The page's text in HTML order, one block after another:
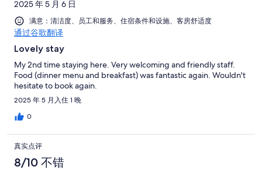
2025 年 5 月 6 日
满意：清洁度、员工和服务、住宿条件和设施、客房舒适度
通过谷歌翻译
Lovely stay
My 2nd time staying here. Very welcoming and friendly staff.
Food (dinner menu and breakfast) was fantastic again. Wouldn't
hesitate to book again.
2025 年 5 月入住 1 晚
0
真实点评
8/10 不错